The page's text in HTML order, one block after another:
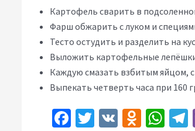
Картофель сварить в
Фарш обжарить с луком и
Тесто остудить и разделить на
Выложить картофельные
Каждую смазать взбитым яйцом,
Выпекать четверть часа при 160
Fa T
V
O
W